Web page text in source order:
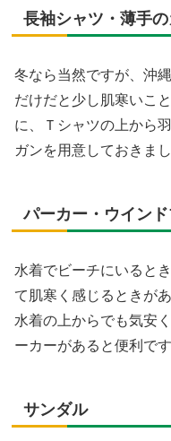
長袖シャツ・薄手
冬なら当然ですが、沖
だけだと少し肌寒いこ
に、Ｔシャツの上から
ガンを用意しておきまし
パーカー・ウイン
水着でビーチにいると
て肌寒く感じるときが
水着の上からでも気安
ーカーがあると便利です
サンダル